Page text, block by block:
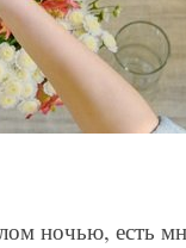
ночью, есть